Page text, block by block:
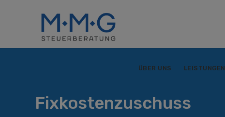
ÜBER UNS LEISTUNGEN
Fixkostenzuschuss